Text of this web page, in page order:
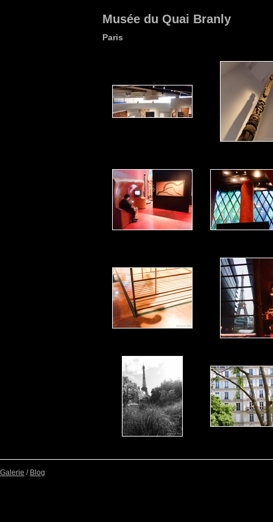
Musée du Quai Branly
Paris
Galerie / Blog